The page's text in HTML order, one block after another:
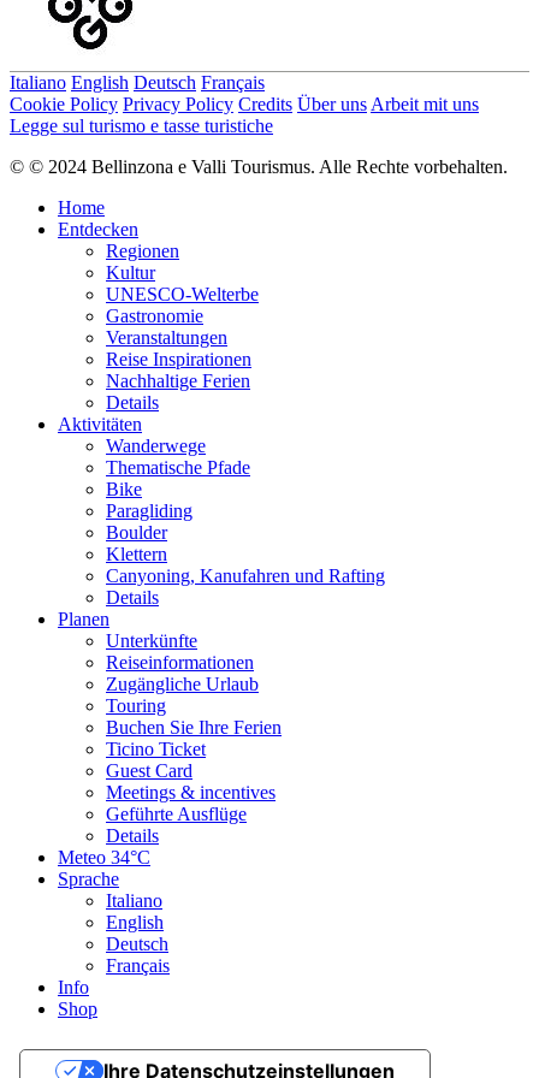
obligatorisch, und Hunde müssen an der Leine gehalten werden.
Zurück im Nordic Zentrum Campra lohnt sich eine Pause, sei sie
kurz oder lang: Am Ziel befindet sich ein modernes Hotel mit SPA
und Restaurant.
Autor
Bellinzona e Valli Turismo
Verantwortlich für diesen Inhalt
Bellinzona e Valli Turismo
Schwierigkeit
Gesamtschwierigkeit
Abgeleitet aus der technischen Schwierigkeit und der
Fitnessanforderung.
Höchster Punkt
Tiefster Punkt
Wegearten
Höhenprofil anzeigen
Sicherheitshinweise
Aktuelle Informationen zum Schneezustand:
https://www.ticino.ch/it/weather-forecast/snow-report.html
In der Nähe
Top Partner
Wegpunkt
Startpunkt
Höhepunkt
Vorhersage
Heute {low} bis {high} und {precipitation} {precipitation_type}
{x} weitere anzeigen
Video
Italiano English Deutsch Français
Cookie Policy Privacy Policy Credits Über uns Arbeit mit uns
Legge sul turismo e tasse turistiche
© © 2024 Bellinzona e Valli Tourismus. Alle Rechte vorbehalten.
Home
Entdecken
Regionen
Kultur
UNESCO-Welterbe
Gastronomie
Veranstaltungen
Reise Inspirationen
Nachhaltige Ferien
Details
Aktivitäten
Wanderwege
Thematische Pfade
Bike
Paragliding
Boulder
Klettern
Canyoning, Kanufahren und Rafting
Details
Planen
Unterkünfte
Reiseinformationen
Zugängliche Urlaub
Touring
Buchen Sie Ihre Ferien
Ticino Ticket
Guest Card
Meetings & incentives
Geführte Ausflüge
Details
Meteo 34°C
Sprache
Italiano
English
Deutsch
Français
Info
Shop
Ihre Datenschutzeinstellungen